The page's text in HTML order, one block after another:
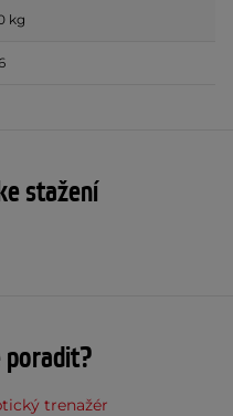
kg
stažení
trenažér